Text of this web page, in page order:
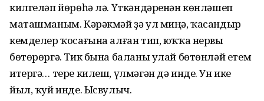
килгеләп йөрөһә лә. Үткәндәренән көнләшеп
маташманым. Кәрәкмәй ҙә ул миңә, ҡасандыр
кемделер ҡосағына алған тип, юҡҡа нервы
бөтөрөргә. Тик бына баланы улай бөтөнләй етем
итергә… тере килеш, үлмәгән дә инде. Ун ике
йыл, ҡуй инде. Ысвулыч.